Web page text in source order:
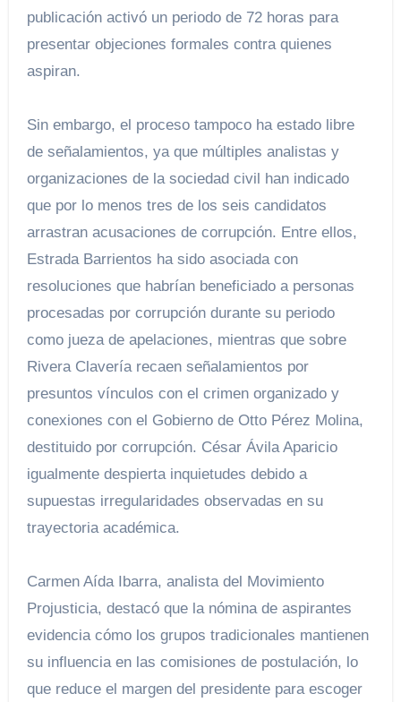
publicación activó un periodo de 72 horas para
presentar objeciones formales contra quienes
aspiran.
Sin embargo, el proceso tampoco ha estado libre
de señalamientos, ya que múltiples analistas y
organizaciones de la sociedad civil han indicado
que por lo menos tres de los seis candidatos
arrastran acusaciones de corrupción. Entre ellos,
Estrada Barrientos ha sido asociada con
resoluciones que habrían beneficiado a personas
procesadas por corrupción durante su periodo
como jueza de apelaciones, mientras que sobre
Rivera Clavería recaen señalamientos por
presuntos vínculos con el crimen organizado y
conexiones con el Gobierno de Otto Pérez Molina,
destituido por corrupción. César Ávila Aparicio
igualmente despierta inquietudes debido a
supuestas irregularidades observadas en su
trayectoria académica.
Carmen Aída Ibarra, analista del Movimiento
Projusticia, destacó que la nómina de aspirantes
evidencia cómo los grupos tradicionales mantienen
su influencia en las comisiones de postulación, lo
que reduce el margen del presidente para escoger